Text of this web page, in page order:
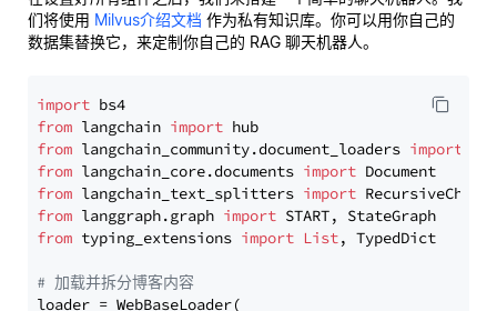
们将使用 Milvus介绍文档 作为私有知识库。你可以用你自己的
数据集替换它，来定制你自己的 RAG 聊天机器人。
import
from langchain import
from langchain_community.document_loaders import
from langchain_core.documents import
from langchain_text_splitters import
from langgraph.graph import
from typing_extensions import List, TypedDict
# 加载并拆分博客内容
loader = WebBaseLoader(